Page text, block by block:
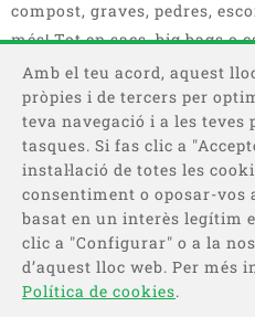
compost, graves, pedres,
més! Tot en sacs, big bags o
Categories
Informació
Amb el teu acord, aquest
pròpies i de tercers per
teva navegació i a les teves
tasques. Si fas clic a
instal·lació de totes les
consentiment o oposar-vos
basat en un interès legítim
clic a "Configurar" o a la
d’aquest lloc web. Per més
Política de cookies.